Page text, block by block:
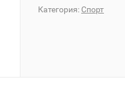
Категория: Спорт